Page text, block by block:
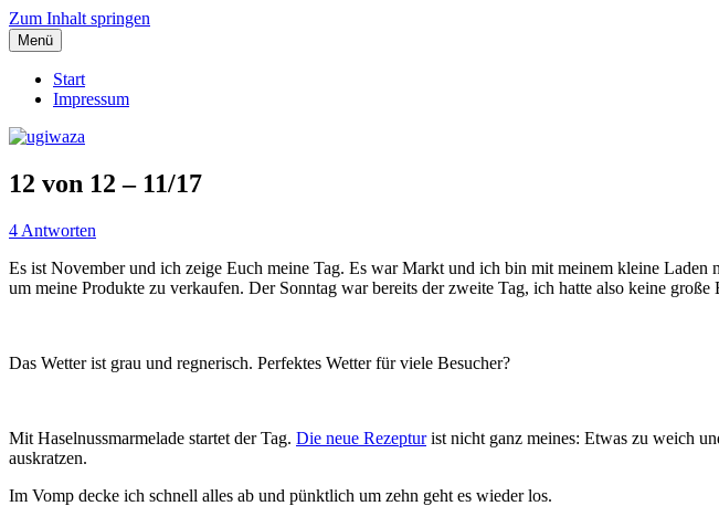
Zum Inhalt springen
ugiwaza
Menü
Start
Impressum
12 von 12 – 11/17
4 Antworten
Es ist November und ich zeige Euch meine Tag. Es war Markt und ich bin mit meinem kleine Laden
um meine Produkte zu verkaufen. Der Sonntag war bereits der zweite Tag, ich hatte also keine
Das Wetter ist grau und regnerisch. Perfektes Wetter für viele Besucher?
Mit Haselnussmarmelade startet der Tag. Die neue Rezepturist nicht ganz meines: Etwas zu weich
auskratzen.
Im Vomp decke ich schnell alles ab und pünktlich um zehn geht es wieder los.